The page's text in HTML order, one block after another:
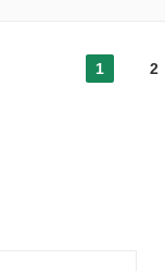
1 2